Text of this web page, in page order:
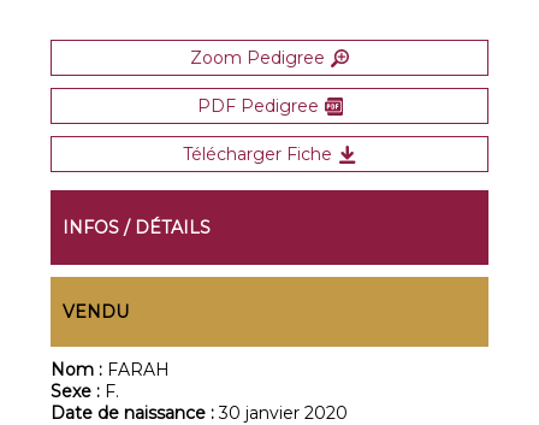
Zoom Pedigree
PDF Pedigree
Télécharger Fiche
INFOS / DÉTAILS
VENDU
Nom : FARAH
Sexe : F.
Date de naissance :30 janvier 2020